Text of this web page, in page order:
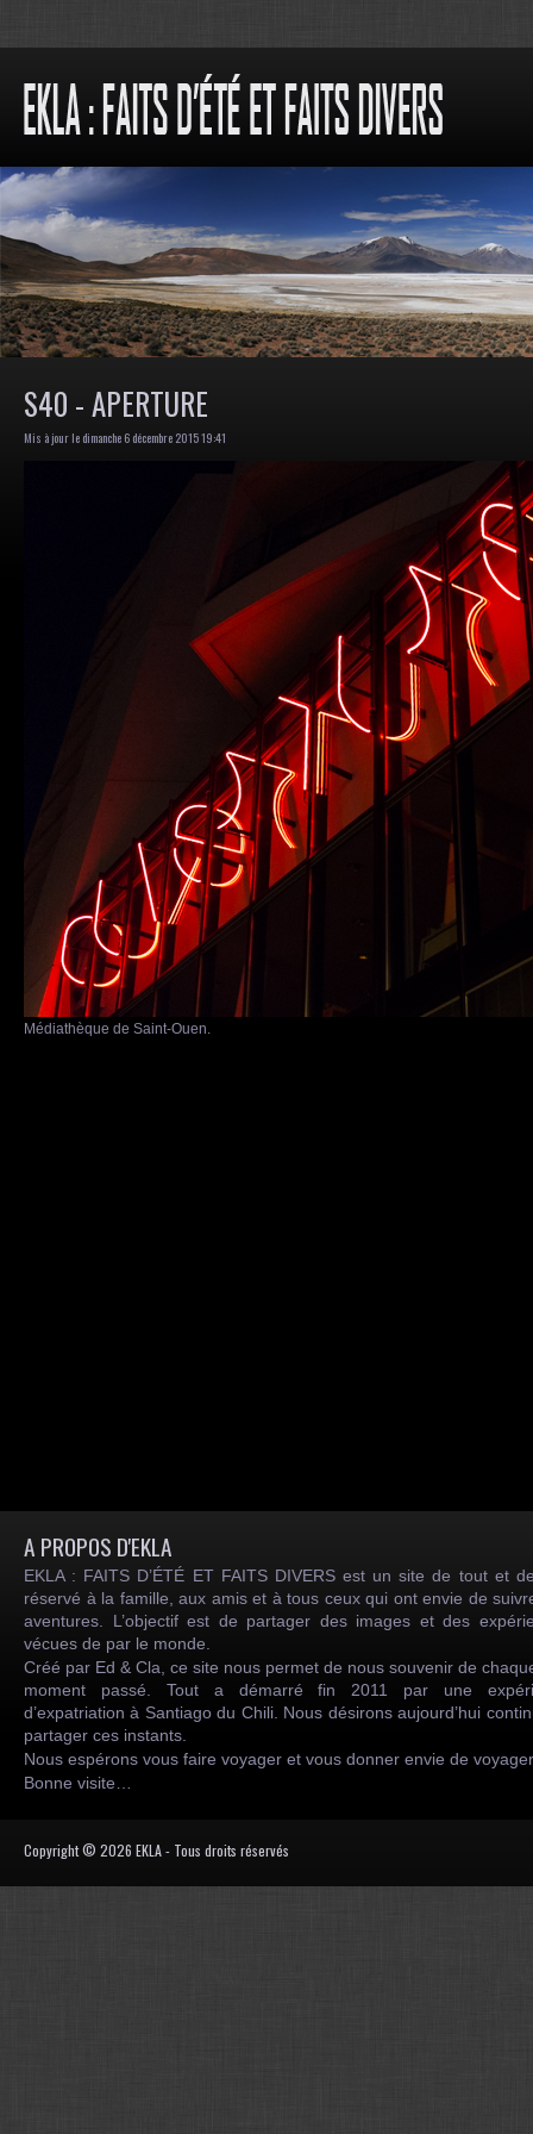
S40 - APERTURE
Mis à jour le dimanche 6 décembre 2015 19:41
Médiathèque de Saint-Ouen.
A PROPOS D'EKLA
EKLA : FAITS D’ÉTÉ ET FAITS DIVERS est un site de tout et
réservé à la famille, aux amis et à tous ceux qui ont envie de
aventures. L’objectif est de partager des images et des
vécues de par le monde.
Créé par Ed & Cla, ce site nous permet de nous souvenir de
moment passé. Tout a démarré fin 2011 par une
d’expatriation à Santiago du Chili. Nous désirons aujourd’hui
partager ces instants.
Nous espérons vous faire voyager et vous donner envie de
Bonne visite…
Copyright © 2026 EKLA - Tous droits réservés